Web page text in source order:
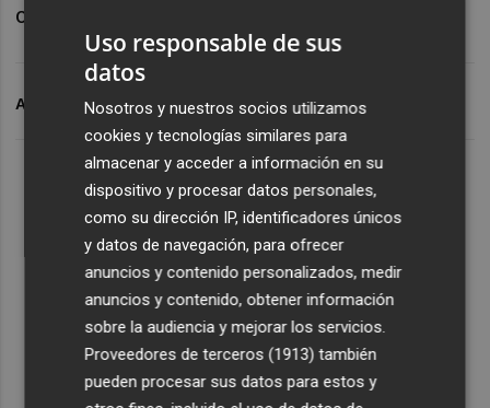
convertido en una realidad.
ARCHIVADO EN VALENCIA CF
Uso responsable de sus
datos
Nosotros y nuestros socios utilizamos
cookies y tecnologías similares para
almacenar y acceder a información en su
dispositivo y procesar datos personales,
como su dirección IP, identificadores únicos
y datos de navegación, para ofrecer
anuncios y contenido personalizados, medir
anuncios y contenido, obtener información
sobre la audiencia y mejorar los servicios.
Proveedores de terceros (1913) también
pueden procesar sus datos para estos y